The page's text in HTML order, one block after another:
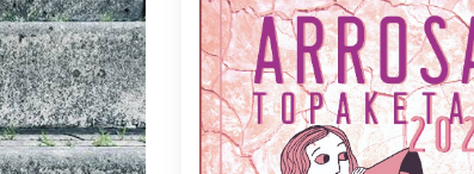
Azaroak 6 Iurretan
sarearen IX.
2021/10/04
Berria egunkarian
elkarrizketa